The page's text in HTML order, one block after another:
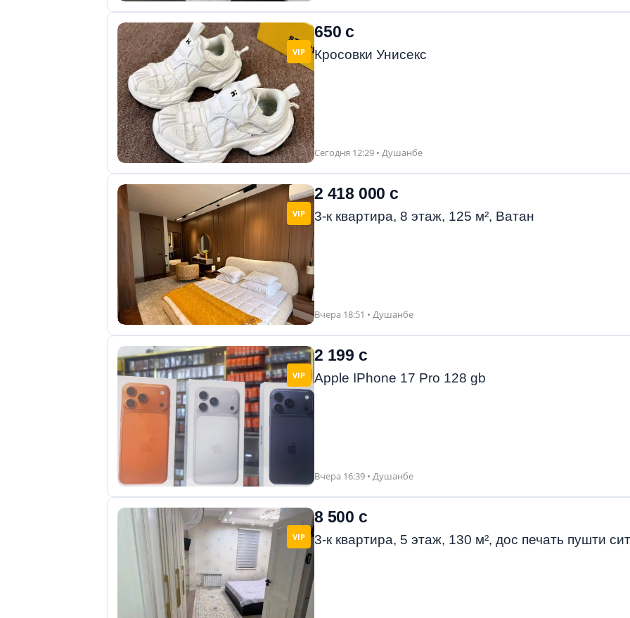
VIP
650 с
Кросовки Унисекс
Сегодня 12:29 • Душанбе
VIP
2 418 000 с
3-к квартира, 8 этаж, 125 м², Ватан
Вчера 18:51 • Душанбе
VIP
2 199 с
Apple IPhone 17 Pro 128 gb
Вчера 16:39 • Душанбе
VIP
8 500 с
3-к квартира, 5 этаж, 130 м², дос печать пушти